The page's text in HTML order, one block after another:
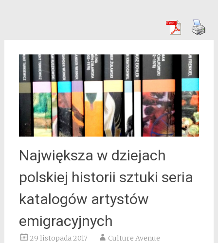
Największa w dziejach
polskiej historii sztuki seria
katalogów artystów
emigracyjnych
29 listopada 2017 Culture Avenue